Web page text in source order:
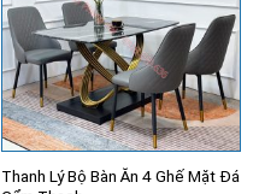
Thanh Lý Bộ Bàn Ăn 4 Ghế Mặt Đá